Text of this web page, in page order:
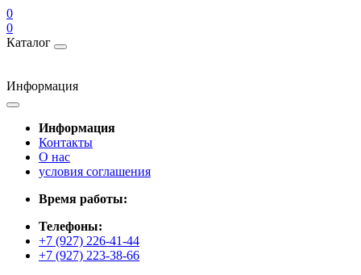
0
0
Каталог
Информация
Информация
Контакты
О нас
условия соглашения
Время работы:
Телефоны:
+7 (927) 226-41-44
+7 (927) 223-38-66